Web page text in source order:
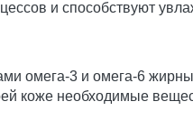
и способствуют
омега-3 и омега-6
коже необходимые